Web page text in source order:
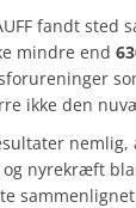
fandt sted
mindre end
ikke den
nemlig,
nyrekræft